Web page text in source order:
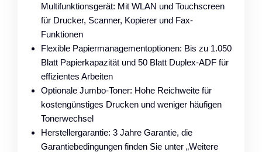
Multifunktionsgerät: Mit WLAN und Touchscreen
für Drucker, Scanner, Kopierer und Fax-
Funktionen
Flexible Papiermanagementoptionen: Bis zu 1.050
Blatt Papierkapazität und 50 Blatt Duplex-ADF für
effizientes Arbeiten
Optionale Jumbo-Toner: Hohe Reichweite für
kostengünstiges Drucken und weniger häufigen
Tonerwechsel
Herstellergarantie: 3 Jahre Garantie, die
Garantiebedingungen finden Sie unter „Weitere